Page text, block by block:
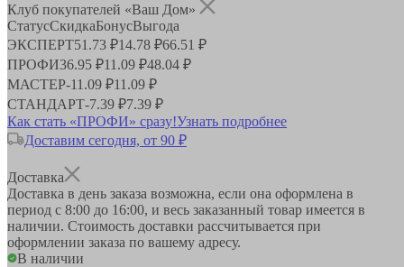
Клуб покупателей «Ваш Дом»
СтатусСкидкаБонусВыгода
ЭКСПЕРТ51.73 ₽14.78 ₽66.51 ₽
ПРОФИ36.95 ₽11.09 ₽48.04 ₽
МАСТЕР-11.09 ₽11.09 ₽
СТАНДАРТ-7.39 ₽7.39 ₽
Как стать «ПРОФИ» сразу!Узнать подробнее
Доставим сегодня, от 90 ₽
Доставка
Доставка в день заказа возможна, если она оформлена в
период с 8:00 до 16:00, и весь заказанный товар имеется в
наличии. Стоимость доставки рассчитывается при
оформлении заказа по вашему адресу.
В наличии